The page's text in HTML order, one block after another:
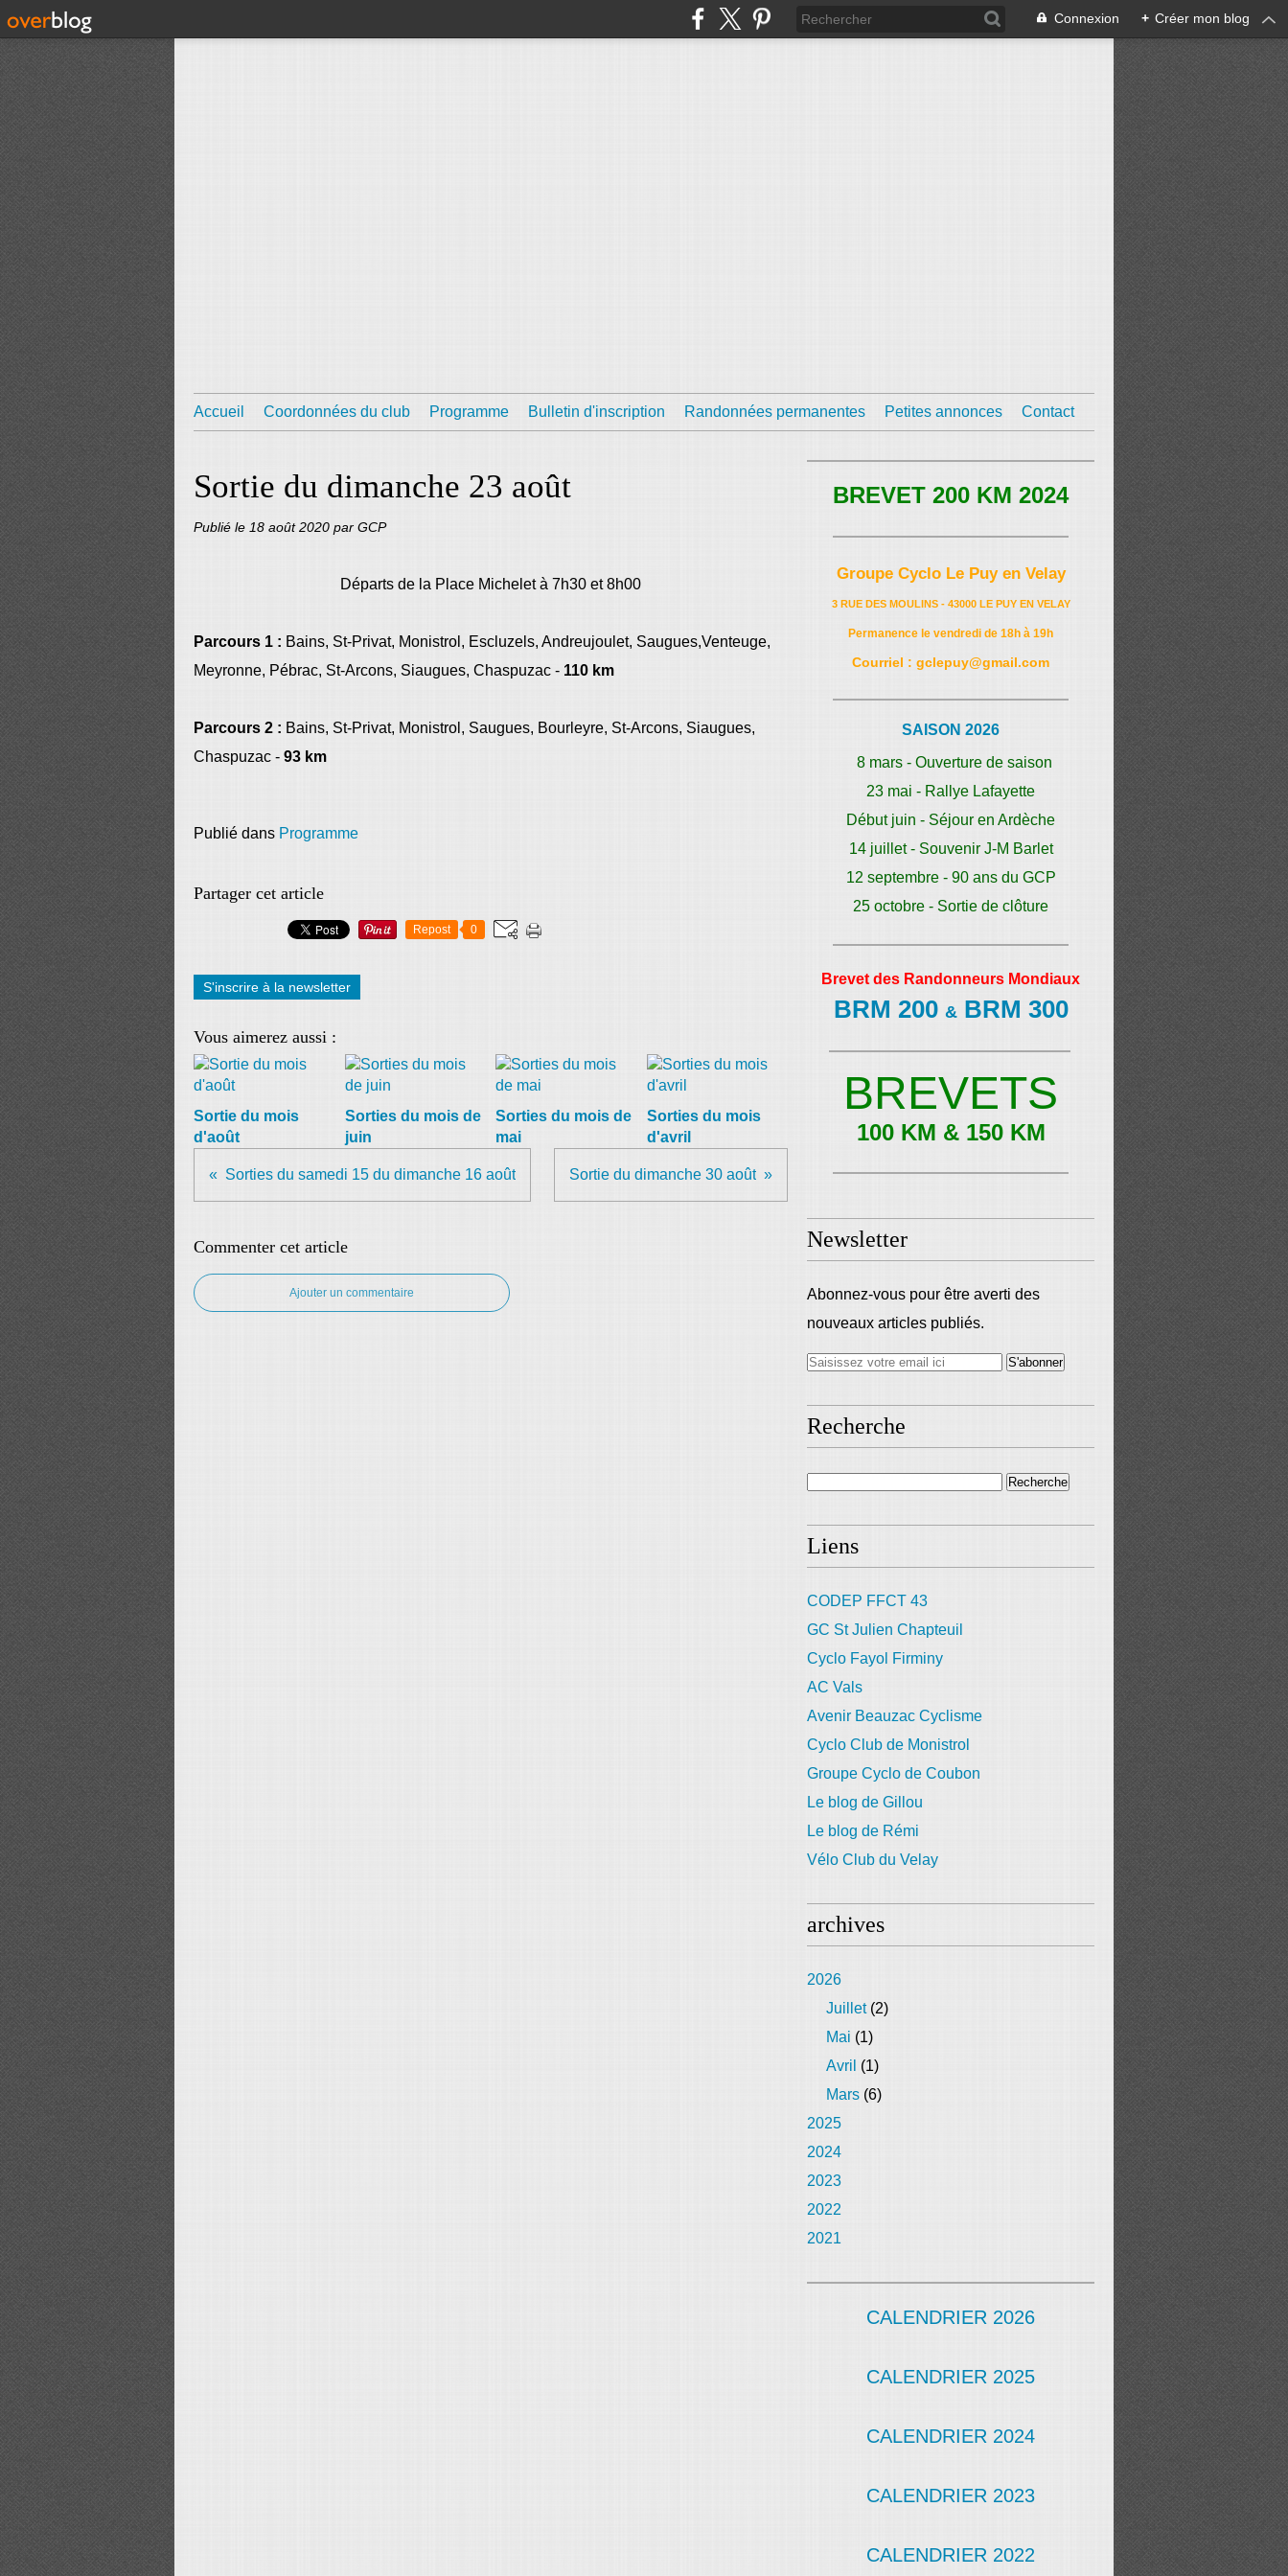
Connexion + Créer mon blog
Accueil Coordonnées du club Programme Bulletin d'inscription Randonnées permanentes Petites annonces Contact
Sortie du dimanche 23 août
Publié le 18 août 2020 par GCP
Départs de la Place Michelet à 7h30 et 8h00
Parcours 1 : Bains, St-Privat, Monistrol, Escluzels, Andreujoulet, Saugues,Venteuge,
Meyronne, Pébrac, St-Arcons, Siaugues, Chaspuzac - 110 km
Parcours 2 : Bains, St-Privat, Monistrol, Saugues, Bourleyre, St-Arcons, Siaugues,
Chaspuzac - 93 km
Publié dans Programme
Partager cet article
Repost 0
S'inscrire à la newsletter
Vous aimerez aussi :
Sortie du mois
d'août
Sorties du mois de
juin
Sorties du mois de
mai
Sorties du mois
d'avril
Sorties du samedi 15 du dimanche 16 août Sortie du dimanche 30 août
Commenter cet article
Ajouter un commentaire
BREVET 200 KM 2024
Groupe Cyclo Le Puy en Velay
3 RUE DES MOULINS - 43000 LE PUY EN VELAY
Permanence le vendredi de 18h à 19h
Courriel : gclepuy@gmail.com
SAISON 2026
8 mars - Ouverture de saison
23 mai - Rallye Lafayette
Début juin - Séjour en Ardèche
14 juillet - Souvenir J-M Barlet
12 septembre - 90 ans du GCP
25 octobre - Sortie de clôture
Brevet des Randonneurs Mondiaux
BRM 200 &BRM 300
BREVETS
100 KM & 150 KM
Newsletter
Abonnez-vous pour être averti des
nouveaux articles publiés.
Recherche
Liens
CODEP FFCT 43
GC St Julien Chapteuil
Cyclo Fayol Firminy
AC Vals
Avenir Beauzac Cyclisme
Cyclo Club de Monistrol
Groupe Cyclo de Coubon
Le blog de Gillou
Le blog de Rémi
Vélo Club du Velay
archives
2026
Juillet(2)
Mai (1)
Avril (1)
Mars (6)
2025
2024
2023
2022
2021
CALENDRIER 2026
CALENDRIER 2025
CALENDRIER 2024
CALENDRIER 2023
CALENDRIER 2022